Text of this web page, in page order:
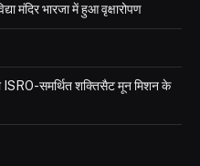
मंदिर भारजा में हुआ वृक्षारोपण
ISRO-समर्थित शक्तिसैट मून मिशन के